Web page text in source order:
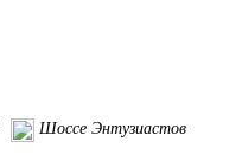
Шоссе Энтузиастов